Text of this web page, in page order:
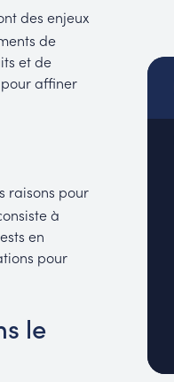
des enjeux
de
et de
affiner
raisons pour
à
en
pour
le